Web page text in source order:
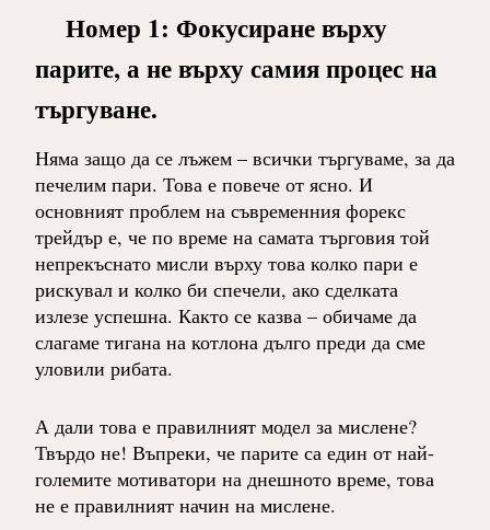
Номер 1: Фокусиране върху
парите, а не върху самия процес на
търгуване.
Няма защо да се лъжем – всички търгуваме, за да
печелим пари. Това е повече от ясно. И
основният проблем на съвременния форекс
трейдър е, че по време на самата търговия той
непрекъснато мисли върху това колко пари е
рискувал и колко би спечели, ако сделката
излезе успешна. Както се казва – обичаме да
слагаме тигана на котлона дълго преди да сме
уловили рибата.
А дали това е правилният модел за мислене?
Твърдо не! Въпреки, че парите са един от най-
големите мотиватори на днешното време, това
не е правилният начин на мислене.